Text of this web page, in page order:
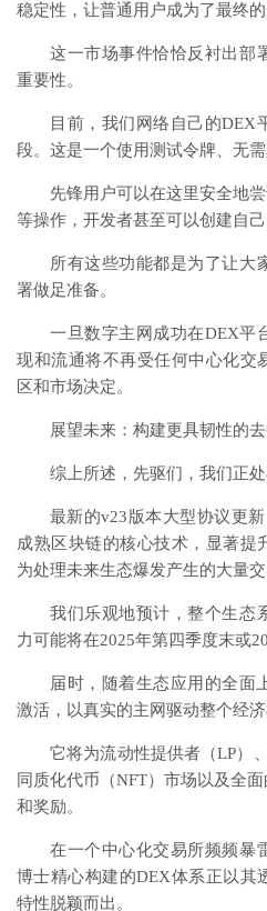
稳定性，让普通用户成为了最终的
这一市场事件恰恰反衬出部
重要性。
目前，我们网络自己的DEX
段。这是一个使用测试令牌、无
先锋用户可以在这里安全地
等操作，开发者甚至可以创建自
所有这些功能都是为了让大
署做足准备。
一旦数字主网成功在DEX平
现和流通将不再受任何中心化交
区和市场决定。
展望未来：构建更具韧性的
综上所述，先驱们，我们正
最新的v23版本大型协议更
成熟区块链的核心技术，显著提
为处理未来生态爆发产生的大量
我们乐观地预计，整个生态
力可能将在2025年第四季度末或
届时，随着生态应用的全面
激活，以真实的主网驱动整个经济
它将为流动性提供者（LP）
同质化代币 （NFT）市场以及全
和奖励。
在一个中心化交易所频频暴
博士精心构建的DEX体系正以其
特性脱颖而出。